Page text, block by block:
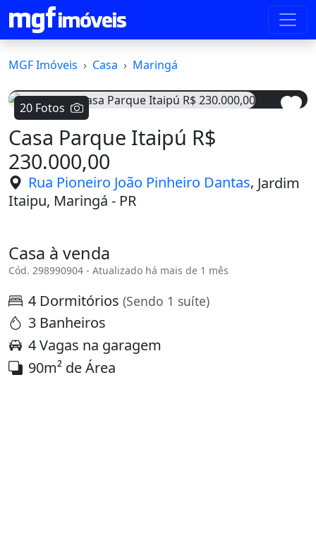
MGF Imóveis Casa Maringá
20 Fotos
Voltar
Casa Parque Itaipú R$
230.000,00
Rua Pioneiro João Pinheiro Dantas, Jardim
Itaipu, Maringá - PR
Casa à venda
Cód. 298990904 - Atualizado há mais de 1 mês
4 Dormitórios (Sendo 1 suíte)
3 Banheiros
4 Vagas na garagem
90m² de Área